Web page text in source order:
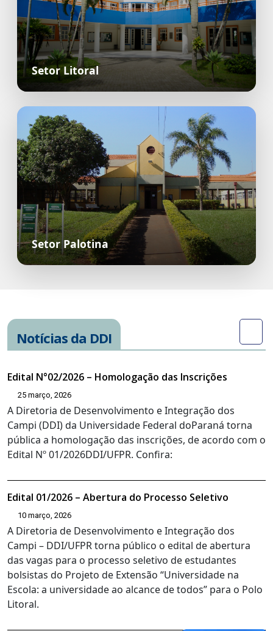
Setor Litoral
Setor Palotina
Notícias da DDI
Edital N°02/2026 – Homologação das Inscrições
25 março, 2026
A Diretoria de Desenvolvimento e Integração dos
Campi (DDI) da Universidade Federal doParaná torna
pública a homologação das inscrições, de acordo com o
Edital Nº 01/2026DDI/UFPR. Confira:
Edital 01/2026 – Abertura do Processo Seletivo
10 março, 2026
A Diretoria de Desenvolvimento e Integração dos
Campi – DDI/UFPR torna público o edital de abertura
das vagas para o processo seletivo de estudantes
bolsistas do Projeto de Extensão “Universidade na
Escola: a universidade ao alcance de todos” para o Polo
Litoral.